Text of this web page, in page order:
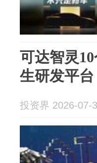
可达智灵
生研发平台
投资界 2026-07-